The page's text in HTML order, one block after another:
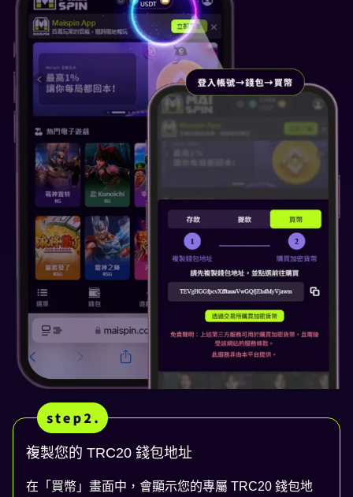
複製您的 TRC20 錢包地址
在「買幣」畫面中，會顯示您的專屬 TRC20 錢包地